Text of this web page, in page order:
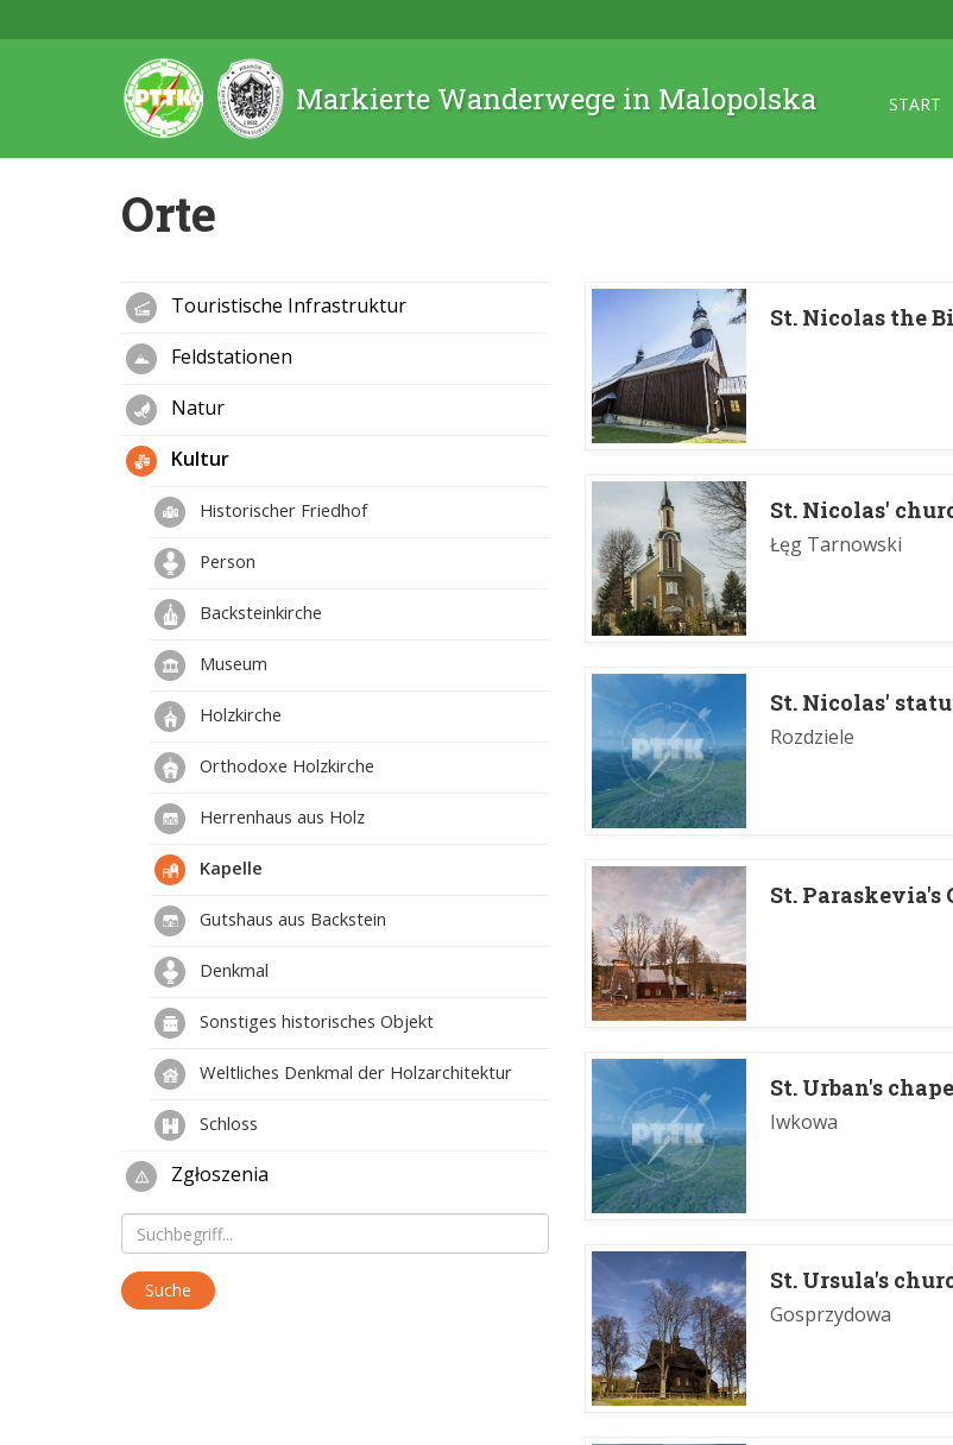
Markierte Wanderwege in Malopolska START
Orte
St. Nicolas the
St. Nicolas'
Łęg Tarnowski
St. Nicolas'
Rozdziele
St.
St. Urban's
Iwkowa
St. Ursula's
Gosprzydowa
Touristische Infrastruktur
Feldstationen
Natur
Kultur
Historischer Friedhof
Person
Backsteinkirche
Museum
Holzkirche
Orthodoxe Holzkirche
Herrenhaus aus Holz
Kapelle
Gutshaus aus Backstein
Denkmal
Sonstiges historisches Objekt
Weltliches Denkmal der Holzarchitektur
Schloss
Zgłoszenia